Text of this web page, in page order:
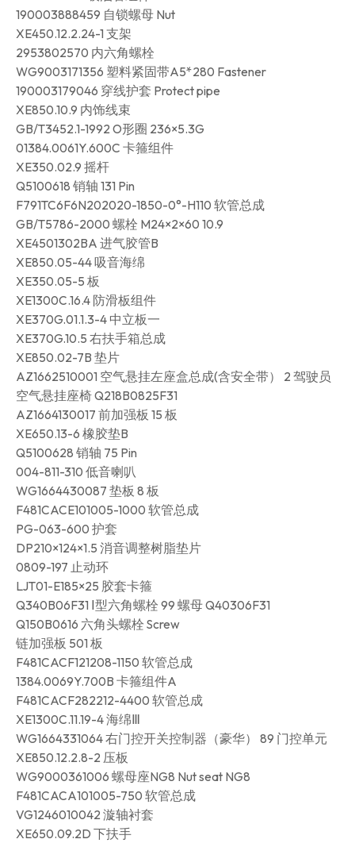
190003888459 自锁螺母 Nut
XE450.12.2.24-1 支架
2953802570 内六角螺栓
WG9003171356 塑料紧固带A5*280 Fastener
190003179046 穿线护套 Protect pipe
XE850.10.9 内饰线束
GB/T3452.1-1992 O形圈 236×5.3G
01384.0061Y.600C 卡箍组件
XE350.02.9 摇杆
Q5100618 销轴 131 Pin
F791TC6F6N202020-1850-0°-H110 软管总成
GB/T5786-2000 螺栓 M24×2×60 10.9
XE4501302BA 进气胶管B
XE850.05-44 吸音海绵
XE350.05-5 板
XE1300C.16.4 防滑板组件
XE370G.01.1.3-4 中立板一
XE370G.10.5 右扶手箱总成
XE850.02-7B 垫片
AZ1662510001 空气悬挂左座盒总成(含安全带） 2 驾驶员
空气悬挂座椅 Q218B0825F31
AZ1664130017 前加强板 15 板
XE650.13-6 橡胶垫B
Q5100628 销轴 75 Pin
004-811-310 低音喇叭
WG1664430087 垫板 8 板
F481CACE101005-1000 软管总成
PG-063-600 护套
DP210×124×1.5 消音调整树脂垫片
0809-197 止动环
LJT01-E185×25 胶套卡箍
Q340B06F31 Ⅰ型六角螺栓 99 螺母 Q40306F31
Q150B0616 六角头螺栓 Screw
链加强板 501 板
F481CACF121208-1150 软管总成
1384.0069Y.700B 卡箍组件A
F481CACF282212-4400 软管总成
XE1300C.11.19-4 海绵Ⅲ
WG1664331064 右门控开关控制器（豪华） 89 门控单元
XE850.12.2.8-2 压板
WG9000361006 螺母座NG8 Nut seat NG8
F481CACA101005-750 软管总成
VG1246010042 漩轴衬套
XE650.09.2D 下扶手